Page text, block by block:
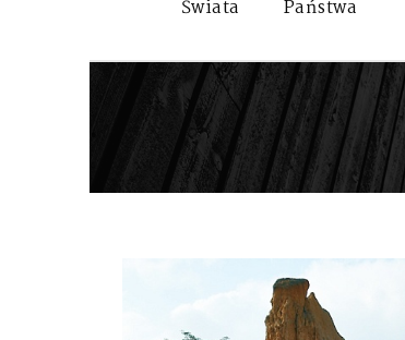
Świata
Państwa